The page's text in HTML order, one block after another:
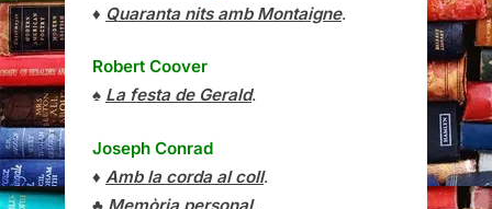
♦ Quaranta nits amb Montaigne.
Robert Coover
♠ La festa de Gerald.
Joseph Conrad
♦ Amb la corda al coll.